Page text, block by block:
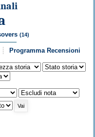
(14)
Programma Recensioni